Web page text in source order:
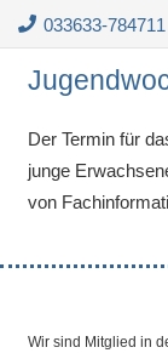
033633-784711
Der Termin für
junge
von
Wir sind Mitglied in